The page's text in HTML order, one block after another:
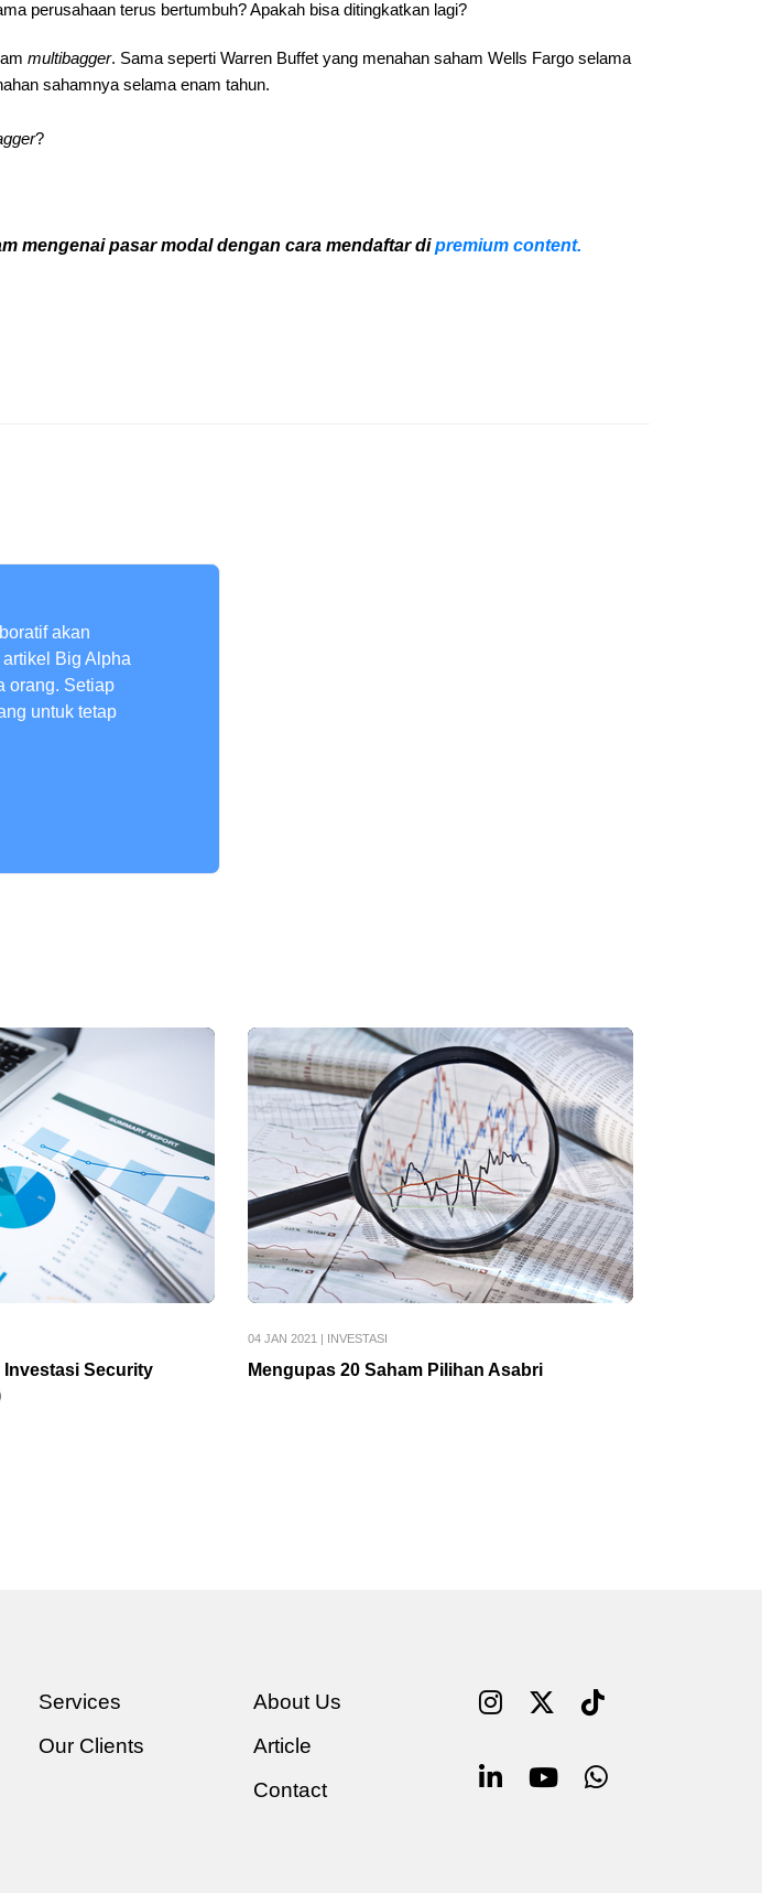
perusahaan terus bertumbuh? Apakah bisa ditingkatkan lagi?
multibagger. Sama seperti Warren Buffet yang menahan saham Wells Fargo selama
sahamnya selama enam tahun.
?
mengenai pasar modal dengan cara mendaftar dipremium content.
akan
Big Alpha
orang. Setiap
untuk tetap
Investasi Security
04 JAN 2021| INVESTASI
Mengupas 20 Saham Pilihan Asabri
Services
Our Clients
About Us
Article
Contact